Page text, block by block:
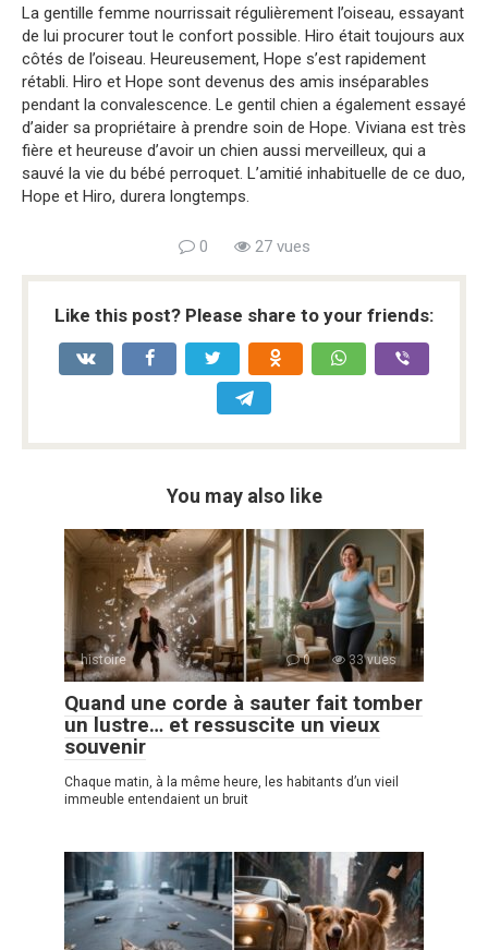
La gentille femme nourrissait régulièrement l’oiseau, essayant
de lui procurer tout le confort possible. Hiro était toujours aux
côtés de l’oiseau. Heureusement, Hope s’est rapidement
rétabli. Hiro et Hope sont devenus des amis inséparables
pendant la convalescence. Le gentil chien a également essayé
d’aider sa propriétaire à prendre soin de Hope. Viviana est très
fière et heureuse d’avoir un chien aussi merveilleux, qui a
sauvé la vie du bébé perroquet. L’amitié inhabituelle de ce duo,
Hope et Hiro, durera longtemps.
0 27 vues
Like this post? Please share to your friends:
You may also like
histoire 0 33 vues
Quand une corde à sauter fait tomber
un lustre… et ressuscite un vieux
souvenir
Chaque matin, à la même heure, les habitants d’un vieil
immeuble entendaient un bruit